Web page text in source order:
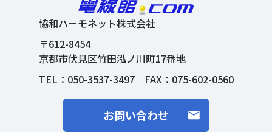
協和ハーモネット株式会社
〒612-8454
京都市伏見区竹田泓ノ川町17番地
TEL： 050-3537-3497FAX：075-602-0560
お問い合わせ